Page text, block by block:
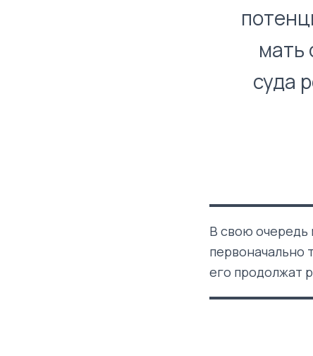
мать
суда
В свою очередь
первоначально
его продолжат